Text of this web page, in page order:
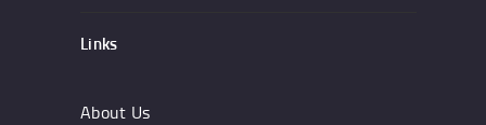
Links
About Us